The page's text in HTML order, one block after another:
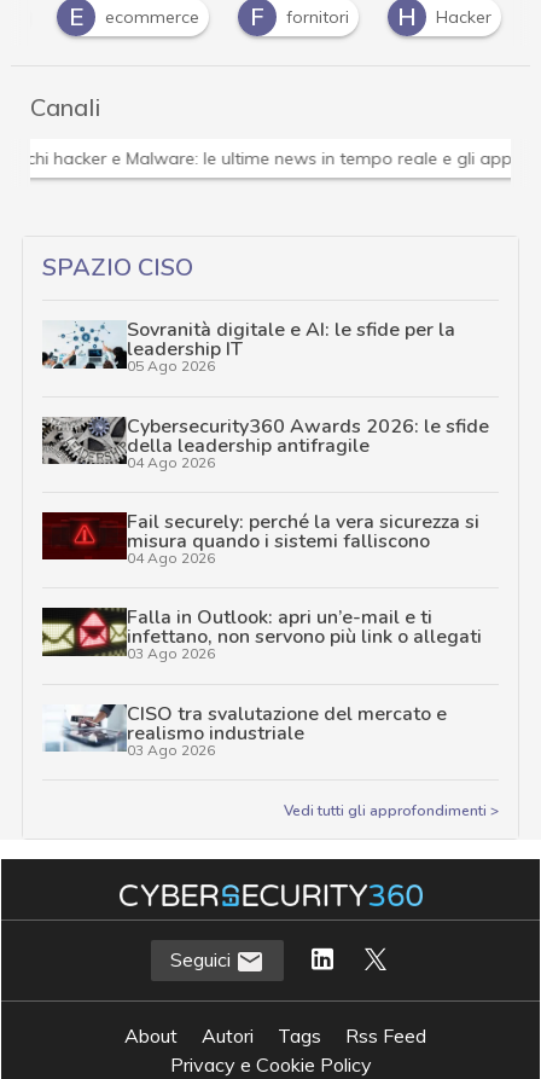
E
ecommerce F fornitori H Hacker
Canali
Attacchi hacker e Malware: le ultime news in tempo
SPAZIO CISO
Sovranità digitale e AI: le sfide per la
leadership IT
05 Ago 2026
Cybersecurity360 Awards 2026: le sfide
della leadership antifragile
04 Ago 2026
Fail securely: perché la vera sicurezza si
misura quando i sistemi falliscono
04 Ago 2026
Falla in Outlook: apri un’e-mail e ti
infettano, non servono più link o allegati
03 Ago 2026
CISO tra svalutazione del mercato e
realismo industriale
03 Ago 2026
Vedi tutti gli approfondimenti >
Seguici
About Autori Tags
Rss Feed
Privacy e Cookie Policy